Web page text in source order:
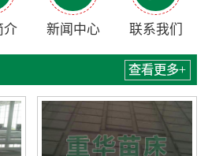
介 新闻中心 联系我们
查看更多+